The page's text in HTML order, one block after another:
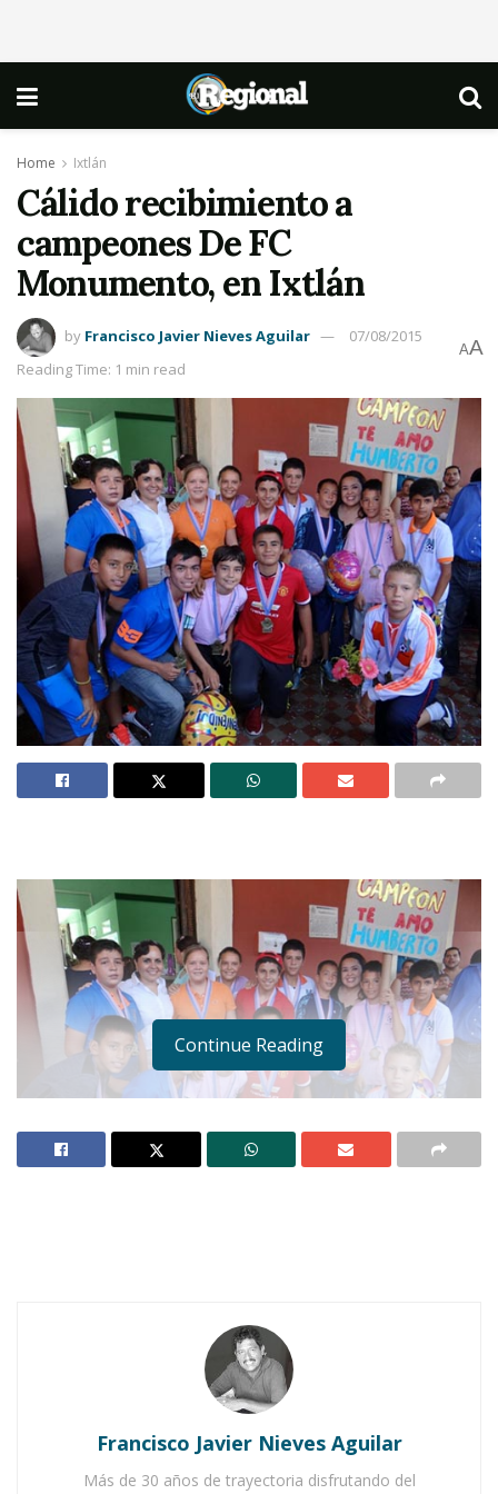
Home Ixtlán
Cálido recibimiento a
campeones De FC
Monumento, en Ixtlán
by Francisco Javier Nieves Aguilar
07/08/2015
Reading Time: 1 min read
AA
Ahuacatlán celebrá el día de Reyes con rosca y
Buena tarde taurina en Ahuacatlán
IXTLÁN DEL RÍO.-Con vivas, porras, carteles de
Continue Reading
Francisco Javier Nieves Aguilar
Más de 30 años de trayectoria disfrutando del